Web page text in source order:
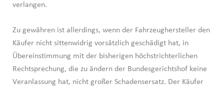
verlangen.
Zu gewähren ist allerdings, wenn der Fahrzeughersteller den
Käufer nicht sittenwidrig vorsätzlich geschädigt hat, in
Übereinstimmung mit der bisherigen höchstrichterlichen
Rechtsprechung, die zu ändern der Bundesgerichtshof keine
Veranlassung hat, nicht großer Schadensersatz. Der Käufer